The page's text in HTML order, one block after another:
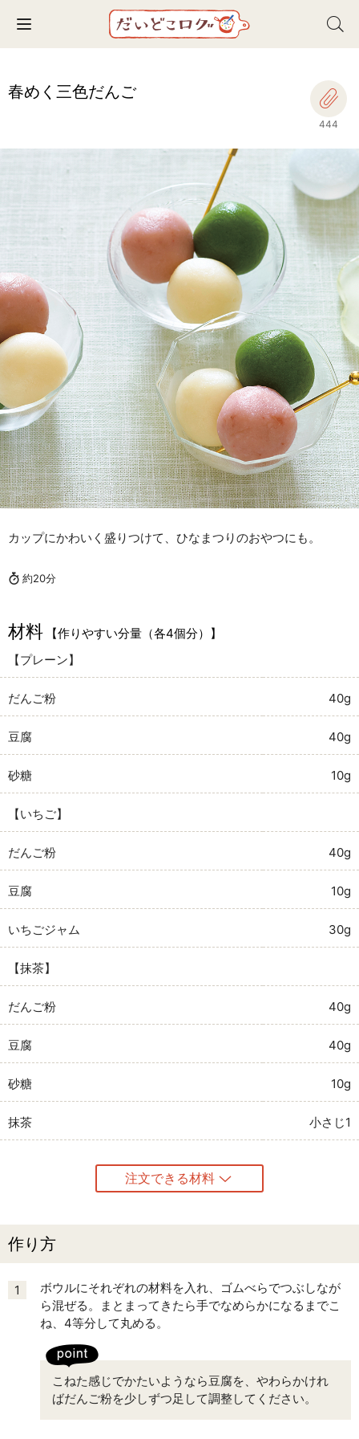
Toggle navigation
春めく三色だんご
444
カップにかわいく盛りつけて、ひなまつりのおやつにも。
約20分
材料
【作りやすい分量（各4個分）】
【プレーン】
だんご粉 40g
豆腐 40g
砂糖 10g
【いちご】
だんご粉 40g
豆腐 10g
いちごジャム 30g
【抹茶】
だんご粉 40g
豆腐 40g
砂糖 10g
抹茶 小さじ1
注文できる材料
作り方
1
ボウルにそれぞれの材料を入れ、ゴムべらでつぶしなが
ら混ぜる。まとまってきたら手でなめらかになるまでこ
ね、4等分して丸める。
こねた感じでかたいようなら豆腐を、やわらかけれ
ばだんご粉を少しずつ足して調整してください。